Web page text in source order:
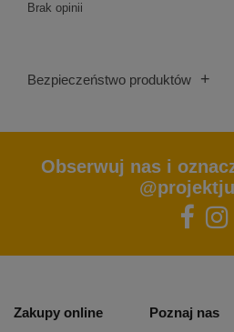
Brak opinii
Bezpieczeństwo produktów +
Obserwuj nas i
Zakupy online Poznaj nas